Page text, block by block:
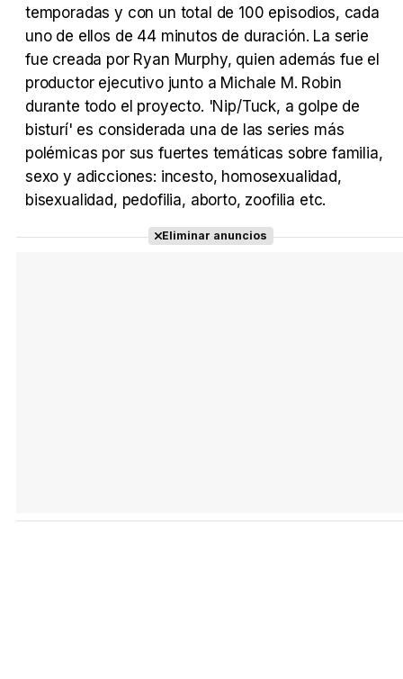
temporadas y con un total de 100 episodios, cada
uno de ellos de 44 minutos de duración. La serie
fue creada por Ryan Murphy, quien además fue el
productor ejecutivo junto a Michale M. Robin
durante todo el proyecto. 'Nip/Tuck, a golpe de
bisturí' es considerada una de las series más
polémicas por sus fuertes temáticas sobre familia,
sexo y adicciones: incesto, homosexualidad,
bisexualidad, pedofilia, aborto, zoofilia etc.
Eliminar anuncios